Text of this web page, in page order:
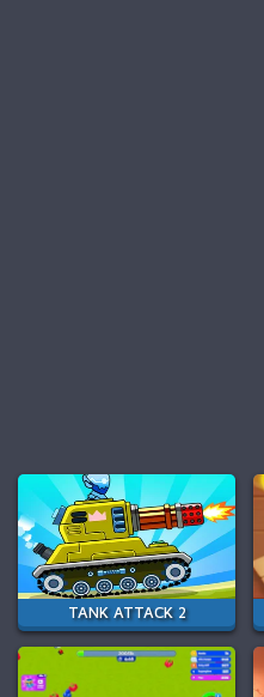
TANK ATTACK 2